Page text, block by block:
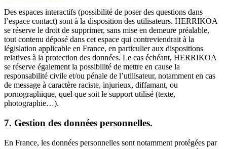
Des espaces interactifs (possibilité de poser des questions dans
l’espace contact) sont à la disposition des utilisateurs. HERRIKOA
se réserve le droit de supprimer, sans mise en demeure préalable,
tout contenu déposé dans cet espace qui contreviendrait à la
législation applicable en France, en particulier aux dispositions
relatives à la protection des données. Le cas échéant, HERRIKOA
se réserve également la possibilité de mettre en cause la
responsabilité civile et/ou pénale de l’utilisateur, notamment en cas
de message à caractère raciste, injurieux, diffamant, ou
pornographique, quel que soit le support utilisé (texte,
photographie…).
7. Gestion des données personnelles.
En France, les données personnelles sont notamment protégées par